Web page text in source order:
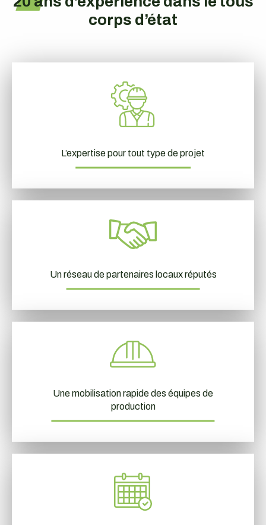
corps d’état
L’expertise pour tout type de projet
Un réseau de partenaires locaux réputés
Une mobilisation rapide des équipes de
production